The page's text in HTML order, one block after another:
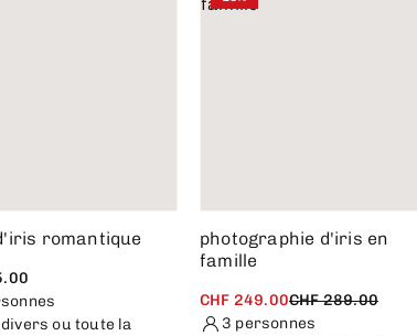
romantique
ou toute la
photographie d'iris en
famille
CHF 249.00CHF 289.00
3 personnes